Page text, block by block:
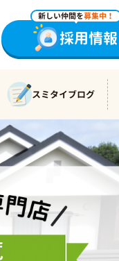
新しい仲間を募集中！
採用情報
スミタイブログ